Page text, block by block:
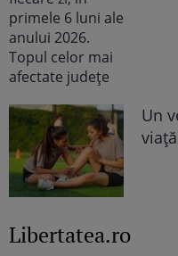
Un
Libertatea.ro